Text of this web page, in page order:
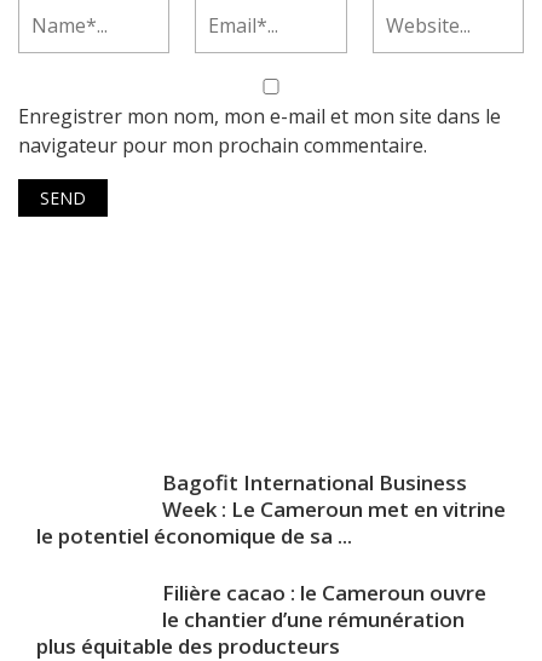
Enregistrer mon nom, mon e-mail et mon site dans le
navigateur pour mon prochain commentaire.
Bagofit International Business
Week : Le Cameroun met en vitrine
le potentiel économique de sa ...
Filière cacao : le Cameroun ouvre
le chantier d’une rémunération
plus équitable des producteurs